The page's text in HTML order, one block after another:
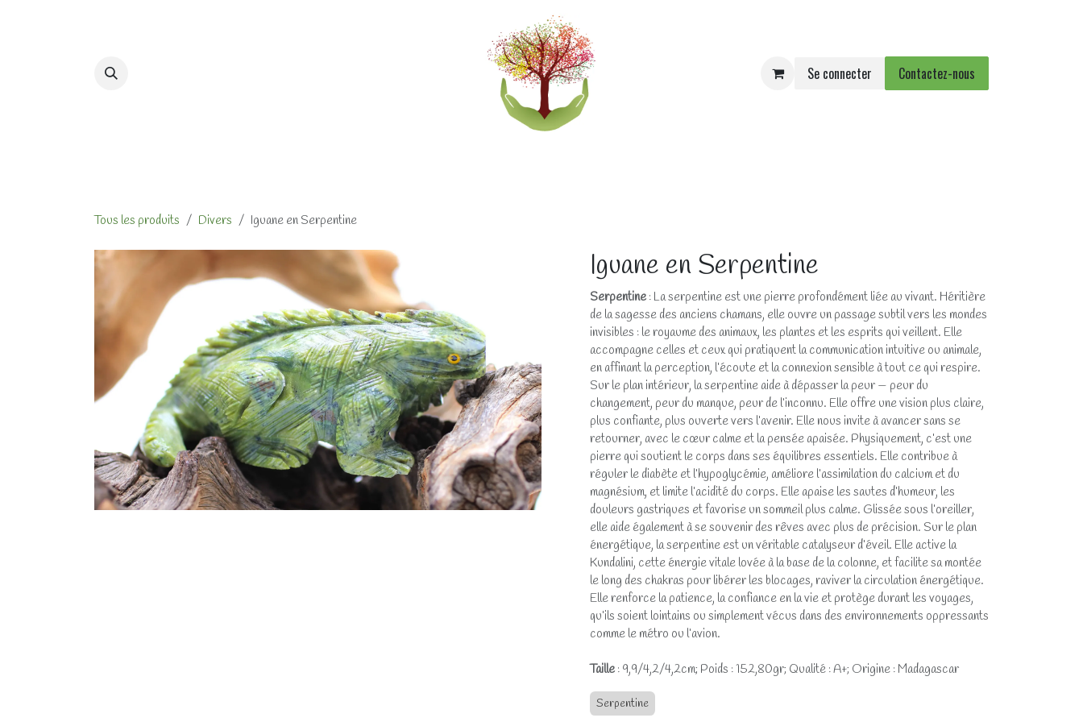
Se connecter Contactez-nous
Tous les produits Divers Iguane en Serpentine
Iguane en Serpentine
Serpentine : La serpentine est une pierre profondément liée au vivant. Héritière
de la sagesse des anciens chamans, elle ouvre un passage subtil vers les mondes
invisibles : le royaume des animaux, les plantes et les esprits qui veillent. Elle
accompagne celles et ceux qui pratiquent la communication intuitive ou animale,
en affinant la perception, l’écoute et la connexion sensible à tout ce qui respire.
Sur le plan intérieur, la serpentine aide à dépasser la peur — peur du
changement, peur du manque, peur de l’inconnu. Elle offre une vision plus claire,
plus confiante, plus ouverte vers l’avenir. Elle nous invite à avancer sans se
retourner, avec le cœur calme et la pensée apaisée. Physiquement, c’est une
pierre qui soutient le corps dans ses équilibres essentiels. Elle contribue à
réguler le diabète et l’hypoglycémie, améliore l’assimilation du calcium et du
magnésium, et limite l’acidité du corps. Elle apaise les sautes d’humeur, les
douleurs gastriques et favorise un sommeil plus calme. Glissée sous l’oreiller,
elle aide également à se souvenir des rêves avec plus de précision. Sur le plan
énergétique, la serpentine est un véritable catalyseur d’éveil. Elle active la
Kundalini, cette énergie vitale lovée à la base de la colonne, et facilite sa montée
le long des chakras pour libérer les blocages, raviver la circulation énergétique.
Elle renforce la patience, la confiance en la vie et protège durant les voyages,
qu’ils soient lointains ou simplement vécus dans des environnements oppressants
comme le métro ou l’avion.
Taille : 9,9/4,2/4,2cm; Poids : 152,80gr; Qualité : A+; Origine : Madagascar
Serpentine